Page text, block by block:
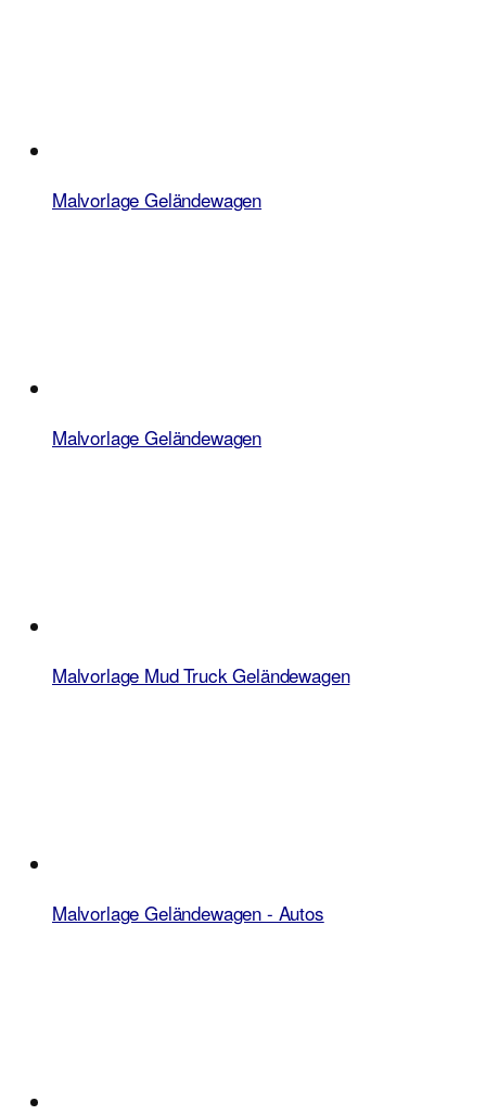
Malvorlage Geländewagen
Malvorlage Geländewagen
Malvorlage Mud Truck Geländewagen
Malvorlage Geländewagen - Autos